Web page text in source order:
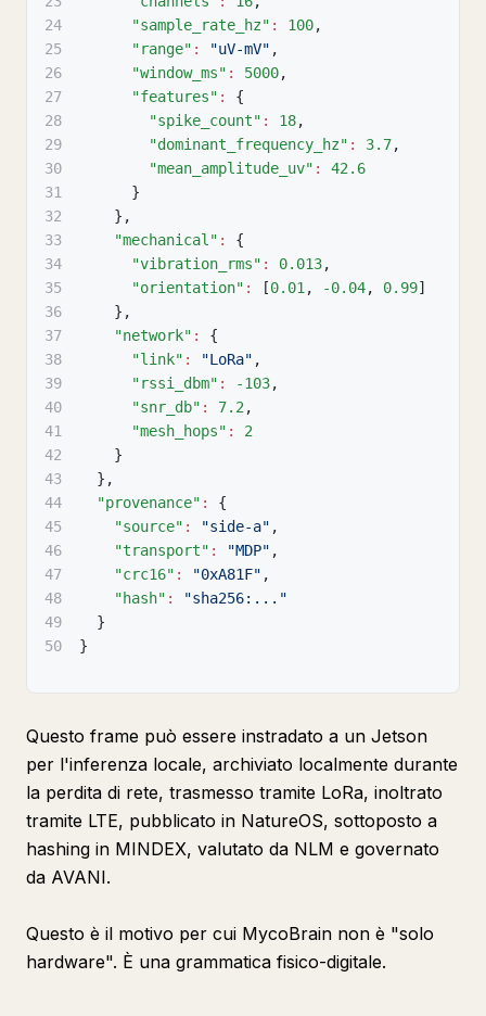
24
"sample_rate_hz" : 100,
25
"range" : "uV-mV" ,
26
"window_ms" : 5000,
27
"features" :
{
28
"spike_count" : 18,
29
"dominant_frequency_hz" : 3.7,
30
"mean_amplitude_uv" :
42.6
31
}
32
} ,
33
"mechanical" :
{
34
"vibration_rms" : 0.013,
35
"orientation" : [0.01 , -0.04, 0.99]
36
} ,
37
"network" :
{
38
"link" : "LoRa" ,
39
"rssi_dbm" : -103,
40
"snr_db" : 7.2 ,
41
"mesh_hops" :
2
42
}
43
} ,
44
"provenance" :
{
45
"source" : "side-a" ,
46
"transport" : "MDP" ,
47
"crc16" : "0xA81F" ,
48
"hash" :
"sha256:..."
49
}
50
}
Questo frame può essere instradato a un Jetson
per l'inferenza locale, archiviato localmente durante
la perdita di rete, trasmesso tramite LoRa, inoltrato
tramite LTE, pubblicato in NatureOS, sottoposto a
hashing in MINDEX, valutato da NLM e governato
da AVANI.
Questo è il motivo per cui MycoBrain non è "solo
hardware". È una grammatica fisico-digitale.